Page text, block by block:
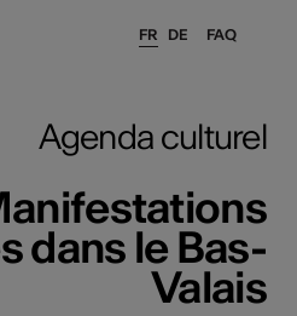
FAQ
FR DE
Agenda culturel
dans le Bas-
Valais